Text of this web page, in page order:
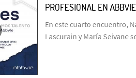
PROFESIONAL EN ABBVIE
En este cuarto encuentro,
Lascurain y María Seivane